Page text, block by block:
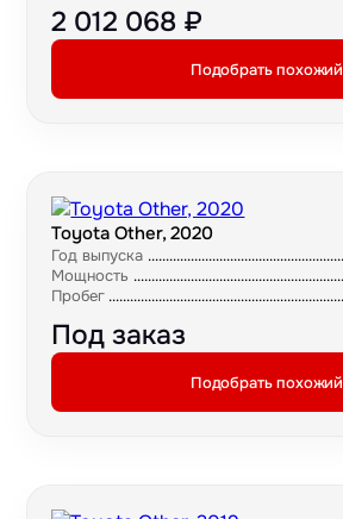
2 012 068 ₽
Подобрать похожий
Toyota Other, 2020
Год выпуска
Мощность
Пробег
Под заказ
Подобрать похожий